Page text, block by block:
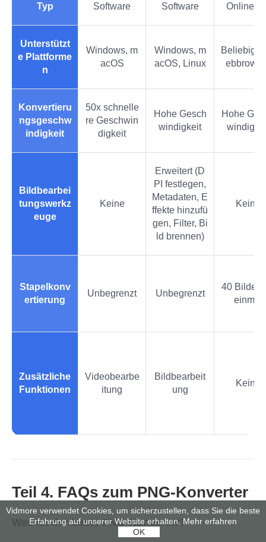
Typ Software Software
Unterstützt
e Plattforme
n
Windows, m
acOS
Windows, m
acOS, Linux
Beliebiger
Konvertieru
ngsgeschw
indigkeit
50x schnelle
re Geschwin
digkeit
Hohe Gesch
windigkeit
Hohe
Bildbearbei
tungswerkz
euge
Keine
Erweitert (D
PI festlegen,
Metadaten, E
ffekte hinzufü
gen, Filter, Bi
ld brennen)
Keine
Stapelkonv
ertierung
Unbegrenzt Unbegrenzt
40 Bilder
einmal
Zusätzliche
Funktionen
Videobearbe
itung
Bildbearbeit
ung
Keine
Teil 4. FAQs zum PNG‑Konverter
Was ist der beste PNG‑Konverter?
Vidmore verwendet Cookies, um sicherzustellen, dass Sie die beste
Erfahrung auf unserer Website erhalten. Mehr erfahren
OK